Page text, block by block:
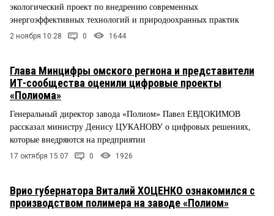
экологический проект по внедрению современных
энергоэффективных технологий и природоохранных практик
2 ноября 10:28 0 1644
Глава Минцифры омского региона и представители
ИТ-сообщества оценили цифровые проекты
«Полиома»
Генеральный директор завода «Полиом» Павел ЕВДОКИМОВ
рассказал министру Денису ЦУКАНОВУ о цифровых решениях,
которые внедряются на предприятии
17 октября 15:07 0 1926
Врио губернатора Виталий ХОЦЕНКО ознакомился с
производством полимера на заводе «Полиом»